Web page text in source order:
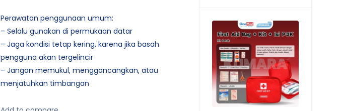
Perawatan penggunaan umum:
– Selalu gunakan di permukaan datar
– Jaga kondisi tetap kering, karena jika basah
pengguna akan tergelincir
– Jangan memukul, menggoncangkan, atau
menjatuhkan timbangan